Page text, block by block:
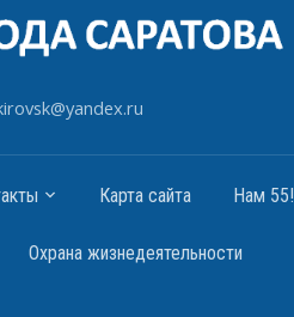
Карта сайта Нам 55!
Охрана жизнедеятельности